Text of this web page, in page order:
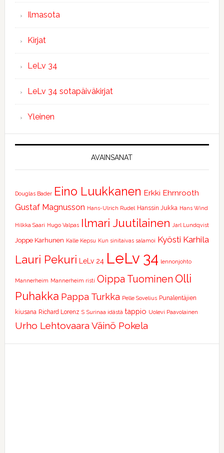
Ilmasota
Kirjat
LeLv 34
LeLv 34 sotapäiväkirjat
Yleinen
AVAINSANAT
Douglas Bader Eino Luukkanen Erkki Ehrnrooth
Gustaf Magnusson Hans-Ulrich Rudel Hanssin Jukka Hans Wind
Hilkka Saari Hugo Valpas Ilmari Juutilainen Jarl Lundqvist
Joppe Karhunen Kalle Kepsu Kun sinitaivas salamoi Kyösti Karhila
Lauri Pekuri LeLv 24 LeLv 34 lennonjohto
Mannerheim Mannerheim risti Oippa Tuominen Olli
Puhakka Pappa Turkka Pelle Sovelius Punalentäjien
kiusana Richard Lorenz S Surinaa idästä tappio Uolevi Paavolainen
Urho Lehtovaara Väinö Pokela